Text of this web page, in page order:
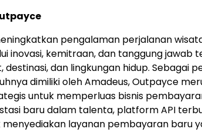
pengalaman perjalanan
inovasi, kemitraan, dan tanggung jawab
destinasi, dan lingkungan hidup. Sebagai
dimiliki oleh Amadeus, Outpayce
untuk memperluas bisnis
baru dalam talenta, platform API
menyediakan layanan pembayaran baru